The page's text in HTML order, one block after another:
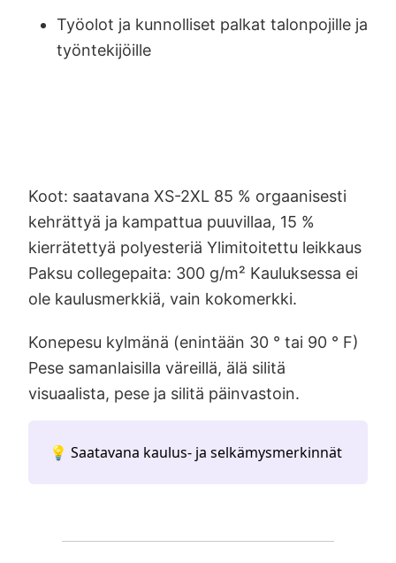
Työolot ja kunnolliset palkat talonpojille ja
työntekijöille
Koot: saatavana XS-2XL 85 % orgaanisesti
kehrättyä ja kampattua puuvillaa, 15 %
kierrätettyä polyesteriä Ylimitoitettu leikkaus
Paksu collegepaita: 300 g/m² Kauluksessa ei
ole kaulusmerkkiä, vain kokomerkki.
Konepesu kylmänä (enintään 30 ° tai 90 ° F)
Pese samanlaisilla väreillä, älä silitä
visuaalista, pese ja silitä päinvastoin.
💡 Saatavana kaulus- ja selkämysmerkinnät